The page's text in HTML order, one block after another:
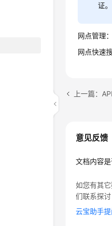
证。
网点管理
网点快速
上一篇：
意见反馈
文档内容
如您有其
们联系探讨
云宝助手